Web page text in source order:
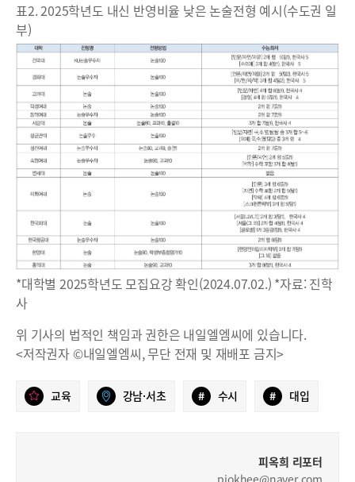
표2. 2025학년도 내신 반영비율 낮은 논술전형 예시(수도권 일
부)
*대학별 2025학년도 모집요강 확인(2024.07.02.) *자료: 진학
사
위 기사의 법적인 책임과 권한은 내일엘엠씨에 있습니다.
<저작권자 ©내일엘엠씨, 무단 전재 및 재배포 금지>
교육 강남·서초 # 수시 # 대입
피옥희 리포터